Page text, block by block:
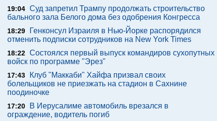
19:04 Суд запретил Трампу продолжать строительство
бального зала Белого дома без одобрения Конгресса
18:29
Генконсул Израиля в Нью-Йорке распорядился
отменить подписки сотрудников на New York Times
18:22 Состоялся первый выпуск командиров сухопутных
войск по программе "Эрез"
17:43
Клуб "Маккаби" Хайфа призвал своих
болельщиков не приезжать на стадион в Сахнине
поодиночке
17:20
В Иерусалиме автомобиль врезался в
ограждение, водитель погиб